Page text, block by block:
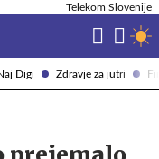
Digi Zdravje za jutri
Telekom Slovenije